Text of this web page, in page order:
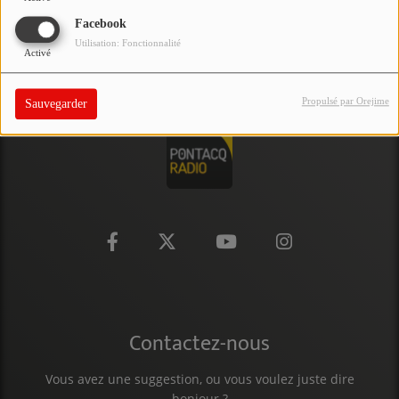
Facebook
Activé
Utilisation: Fonctionnalité
Sauvegarder Propulsé par Orejime
PARTICIPEZ
JEUX CONCOURS
RECRUTEMENT
VENEZ DANS LE PUBLIC !
Contactez-nous
Vous avez une suggestion, ou vous voulez juste dire